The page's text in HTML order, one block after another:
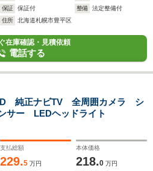
保証
保証付 整備
法定整備付
住所
北海道札幌市豊平区
在庫確認・見積依頼
電話する
純正ナビTV 全周囲カメラ シ
サー LEDヘッドライト
支払総額
229.5 万円
本体価格
218.0 万円